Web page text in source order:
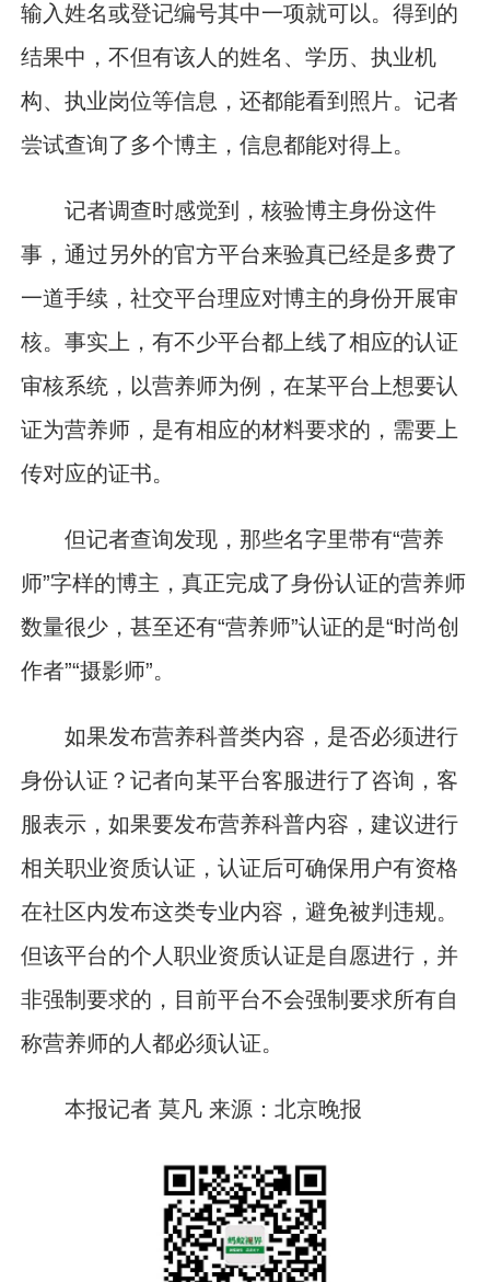
输入姓名或登记编号其中一项就可以。得到的
结果中，不但有该人的姓名、学历、执业机
构、执业岗位等信息，还都能看到照片。记者
尝试查询了多个博主，信息都能对得上。
记者调查时感觉到，核验博主身份这件
事，通过另外的官方平台来验真已经是多费了
一道手续，社交平台理应对博主的身份开展审
核。事实上，有不少平台都上线了相应的认证
审核系统，以营养师为例，在某平台上想要认
证为营养师，是有相应的材料要求的，需要上
传对应的证书。
但记者查询发现，那些名字里带有“营养
师”字样的博主，真正完成了身份认证的营养师
数量很少，甚至还有“营养师”认证的是“时尚创
作者”“摄影师”。
如果发布营养科普类内容，是否必须进行
身份认证？记者向某平台客服进行了咨询，客
服表示，如果要发布营养科普内容，建议进行
相关职业资质认证，认证后可确保用户有资格
在社区内发布这类专业内容，避免被判违规。
但该平台的个人职业资质认证是自愿进行，并
非强制要求的，目前平台不会强制要求所有自
称营养师的人都必须认证。
本报记者 莫凡 来源：北京晚报